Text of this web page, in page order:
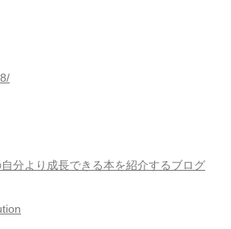
分より成長できる本を紹介するブログ